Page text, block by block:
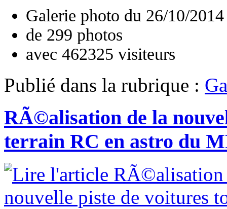
Galerie photo du 26/10/2014
de 299 photos
avec 462325 visiteurs
Publié dans la rubrique :
RÃ©alisation de la
terrain RC en astro du